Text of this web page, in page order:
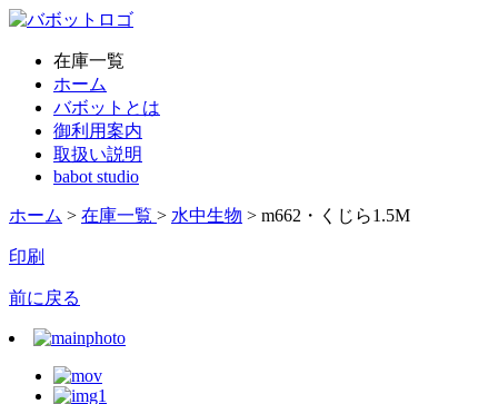
在庫一覧
ホーム
バボットとは
御利用案内
取扱い説明
babot studio
ホーム > 在庫一覧 > 水中生物 > m662・くじら1.5M
印刷
前に戻る